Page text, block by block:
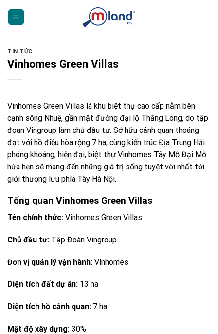
TIN TỨC
Vinhomes Green Villas
Vinhomes Green Villas là khu biệt thự cao cấp nằm bên
cạnh sông Nhuệ, gần mặt đường đại lộ Thăng Long, do tập
đoàn Vingroup làm chủ đầu tư. Sở hữu cảnh quan thoáng
đạt với hồ điều hòa rộng 7 ha, cùng kiến trúc Địa Trung Hải
phóng khoáng, hiện đại, biệt thự Vinhomes Tây Mỗ Đại Mỗ
hứa hẹn sẽ mang đến những giá trị sống tuyệt vời nhất tới
giới thượng lưu phía Tây Hà Nội.
Tổng quan Vinhomes Green Villas
Tên chính thức: Vinhomes Green Villas
Chủ đầu tư: Tập Đoàn Vingroup
Đơn vị quản lý vận hành: Vinhomes
Diện tích đất dự án: 13 ha
Diện tích hồ cảnh quan: 7 ha
Mật độ xây dựng: 30%